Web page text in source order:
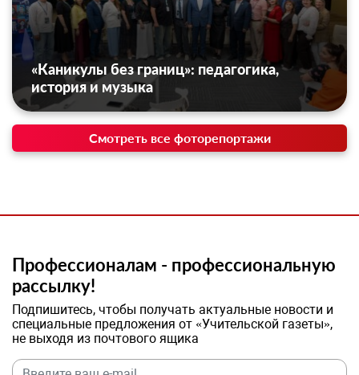
«Каникулы без границ»: педагогика,
история и музыка
Смотреть все фоторепортажи
Профессионалам - профессиональную
рассылку!
Подпишитесь, чтобы получать актуальные новости и
специальные предложения от «Учительской газеты»,
не выходя из почтового ящика